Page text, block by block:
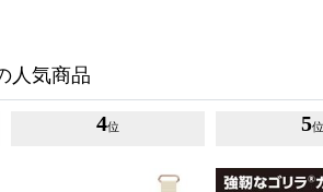
人気商品
4位 5位